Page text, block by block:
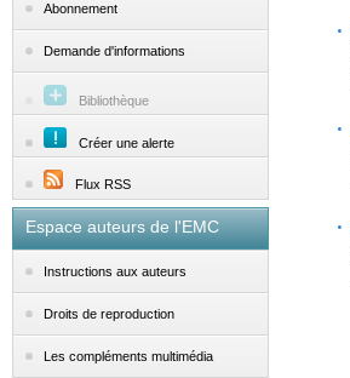
Abonnement
Demande d'informations
Bibliothèque
Créer une alerte
Flux RSS
Espace auteurs de l'EMC
Instructions aux auteurs
Droits de reproduction
Les compléments multimédia
·
·
·